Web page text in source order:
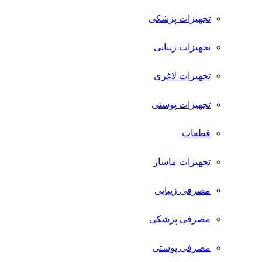
تجهیزات پزشکی
تجهیزات زیبایی
تجهیزات لاغری
تجهیزات پوستی
قطعات
تجهیزات ماساژ
مصرفی زیبایی
مصرفی پزشکی
مصرفی پوستی